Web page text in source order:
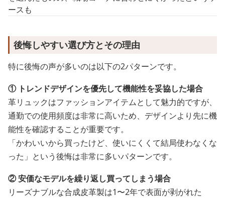
ースも
後悔しやすい選び方とその理由
特に後悔の声が多いのは以下の2パターンです。
① トレンドデザインを優先して機能性を妥協した場合
革リュックはファッションアイテムとして魅力的ですが、
通勤での使用頻度は非常に高いため、デザインより先に機
能性を確認することが重要です。
「かわいいから買ったけど、使いにくくて結局使わなくな
った」という後悔は非常に多いパターンです。
② 安価なモデルを繰り返し買ってしまう場合
リーズナブルな合成皮革製は1〜2年で表面が剥がれた